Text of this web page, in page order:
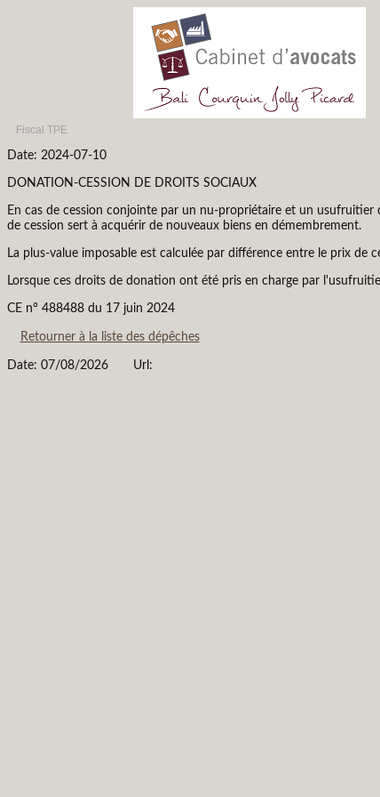
Fiscal TPE
Date: 2024-07-10
DONATION-CESSION DE DROITS SOCIAUX
En cas de cession conjointe par un nu-propriétaire et un
de cession sert à acquérir de nouveaux biens en démembrement.
La plus-value imposable est calculée par différence entre le prix
Lorsque ces droits de donation ont été pris en charge par
CE n° 488488 du 17 juin 2024
Retourner à la liste des dépêches
Date: 07/08/2026 Url: